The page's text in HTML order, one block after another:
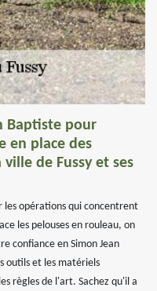
Baptiste pour
en place des
de Fussy et ses
les opérations qui concentrent
les pelouses en rouleau, on
confiance en Simon Jean
outils et les matériels
règles de l'art. Sachez qu'il a